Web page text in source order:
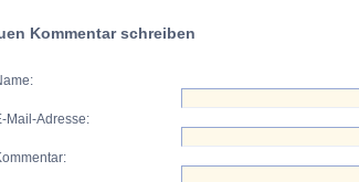
Kommentar schreiben
Mail-Adresse: